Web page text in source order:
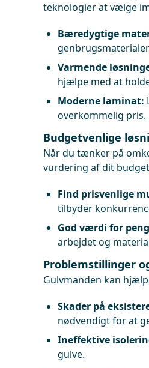
teknologier at vælge
Bæredygtige
Varmende
hjælpe med at
Moderne laminat:
overkommelig pris.
Budgetvenlige
Når du tænker på
vurdering af dit
Find prisvenlige
tilbyder
God værdi for
arbejdet og
Problemstillinger
Gulvmanden kan
Skader på
nødvendigt for at
Ineffektive
gulve.